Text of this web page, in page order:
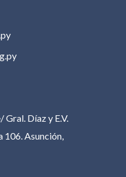
Gral. Díaz y E.V.
106. Asunción,